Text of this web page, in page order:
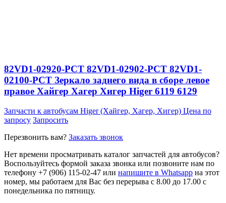
82VD1-02920-PCT 82VD1-02902-PCT 82VD1-
02100-PCT Зеркало заднего вида в сборе левое
правое Хайгер Хагер Хигер Higer 6119 6129
Запчасти к автобусам Higer (Хайгер, Хагер, Хигер) Цена по
запросу Запросить
Перезвонить вам? Заказать звонок
Нет времени просматривать каталог запчастей для автобусов?
Воспользуйтесь формой заказа звонка или позвоните нам по
телефону +7 (906) 115-02-47 или напишите в Whatsapp на этот
номер, мы работаем для Вас без перерыва с 8.00 до 17.00 с
понедельника по пятницу.